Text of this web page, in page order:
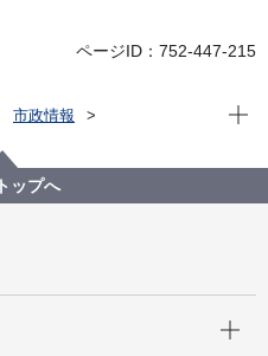
ページID：752-447-215
市政情報
大規模テロ災害対応訓練を実
現在
ップへ